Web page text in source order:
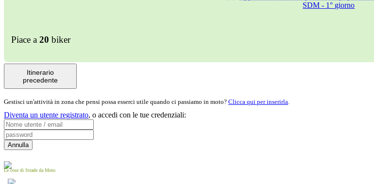
Piace a 20 biker
Itinerario
precedente
Gestisci un'attività in zona che pensi possa esserci utile quando ci passiamo in moto? Clicca qui per inserirla.
Diventa un utente registrato, o accedi con le tue credenziali:
Le cose di Strade da Moto